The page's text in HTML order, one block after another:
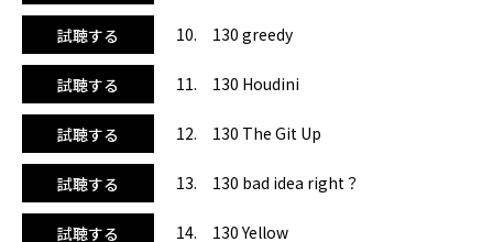
試聴する 10. 130 greedy
試聴する 11. 130 Houdini
試聴する 12. 130 The Git Up
試聴する 13. 130 bad idea right？
試聴する 14. 130 Yellow